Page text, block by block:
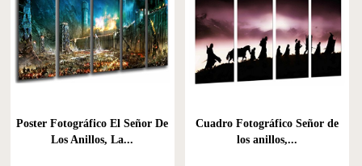
Poster Fotográfico El Señor De
Los Anillos, La...
Cuadro Fotográfico Señor de
los anillos,...